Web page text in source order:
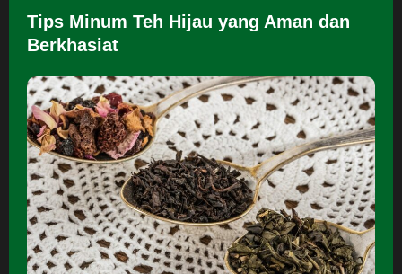
Tips Minum Teh Hijau yang Aman dan
Berkhasiat